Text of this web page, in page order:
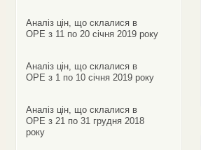
Аналіз цін, що склалися в
ОРЕ з 11 по 20 січня 2019 року
Аналіз цін, що склалися в
ОРЕ з 1 по 10 січня 2019 року
Аналіз цін, що склалися в
ОРЕ з 21 по 31 грудня 2018
року